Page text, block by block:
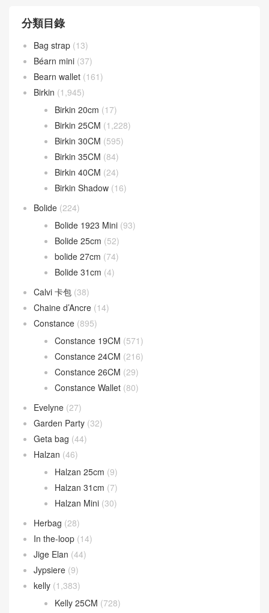
分類目錄
Bag strap (13)
Béarn mini (37)
Bearn wallet (161)
Birkin (1,945)
Birkin 20cm (17)
Birkin 25CM (1,228)
Birkin 30CM (595)
Birkin 35CM (84)
Birkin 40CM (24)
Birkin Shadow (16)
Bolide (224)
Bolide 1923 Mini (93)
Bolide 25cm (52)
bolide 27cm (74)
Bolide 31cm (4)
Calvi 卡包 (38)
Chaine d’Ancre (14)
Constance (895)
Constance 19CM (571)
Constance 24CM (216)
Constance 26CM (29)
Constance Wallet (80)
Evelyne (27)
Garden Party (32)
Geta bag (44)
Halzan (46)
Halzan 25cm (9)
Halzan 31cm (7)
Halzan Mini (30)
Herbag (28)
In the-loop (14)
Jige Elan (44)
Jypsiere (9)
kelly (1,383)
Kelly 25CM (728)